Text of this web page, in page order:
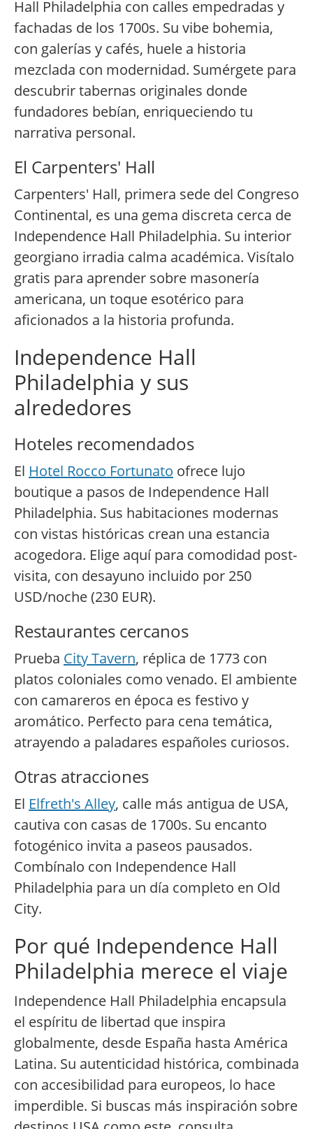
Hall Philadelphia con calles empedradas y
fachadas de los 1700s. Su vibe bohemia,
con galerías y cafés, huele a historia
mezclada con modernidad. Sumérgete para
descubrir tabernas originales donde
fundadores bebían, enriqueciendo tu
narrativa personal.
El Carpenters' Hall
Carpenters' Hall, primera sede del Congreso
Continental, es una gema discreta cerca de
Independence Hall Philadelphia. Su interior
georgiano irradia calma académica. Visítalo
gratis para aprender sobre masonería
americana, un toque esotérico para
aficionados a la historia profunda.
Independence Hall
Philadelphia y sus
alrededores
Hoteles recomendados
El Hotel Rocco Fortunato ofrece lujo
boutique a pasos de Independence Hall
Philadelphia. Sus habitaciones modernas
con vistas históricas crean una estancia
acogedora. Elige aquí para comodidad post-
visita, con desayuno incluido por 250
USD/noche (230 EUR).
Restaurantes cercanos
Prueba City Tavern, réplica de 1773 con
platos coloniales como venado. El ambiente
con camareros en época es festivo y
aromático. Perfecto para cena temática,
atrayendo a paladares españoles curiosos.
Otras atracciones
El Elfreth's Alley, calle más antigua de USA,
cautiva con casas de 1700s. Su encanto
fotogénico invita a paseos pausados.
Combínalo con Independence Hall
Philadelphia para un día completo en Old
City.
Por qué Independence Hall
Philadelphia merece el viaje
Independence Hall Philadelphia encapsula
el espíritu de libertad que inspira
globalmente, desde España hasta América
Latina. Su autenticidad histórica, combinada
con accesibilidad para europeos, lo hace
imperdible. Si buscas más inspiración sobre